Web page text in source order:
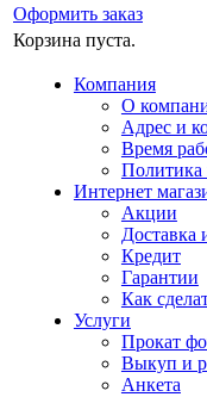
Оформить заказ
Корзина пуста.
Компания
О
Адрес и
Время
Политика
Интернет
Акции
Доставка
Кредит
Гарантии
Как
Услуги
Прокат
Выкуп и
Анкета